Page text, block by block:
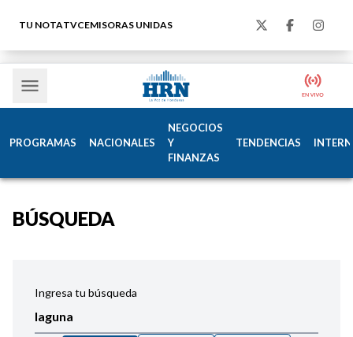
TU NOTATVCEMISORAS UNIDAS
PROGRAMAS NACIONALES
NEGOCIOS
Y
FINANZAS
TENDENCIAS
BÚSQUEDA
Ingresa tu búsqueda